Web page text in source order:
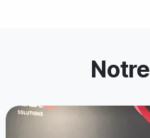
Notre